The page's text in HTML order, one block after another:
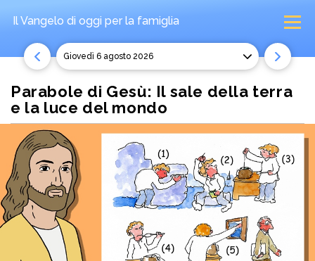
Il Vangelo di oggi per la famiglia
giovedì 6 agosto 2026
Parabole di Gesù: Il sale della terra
e la luce del mondo